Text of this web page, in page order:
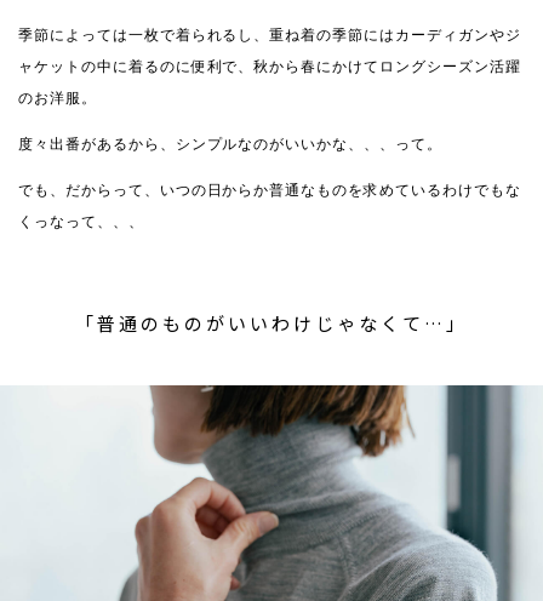
季節によっては一枚で着られるし、重ね着の季節にはカーディガンやジ
ャケットの中に着るのに便利で、秋から春にかけてロングシーズン活躍
のお洋服。
度々出番があるから、シンプルなのがいいかな、、、って。
でも、だからって、いつの日からか普通なものを求めているわけでもな
くっなって、、、
「普通のものがいいわけじゃなくて…」